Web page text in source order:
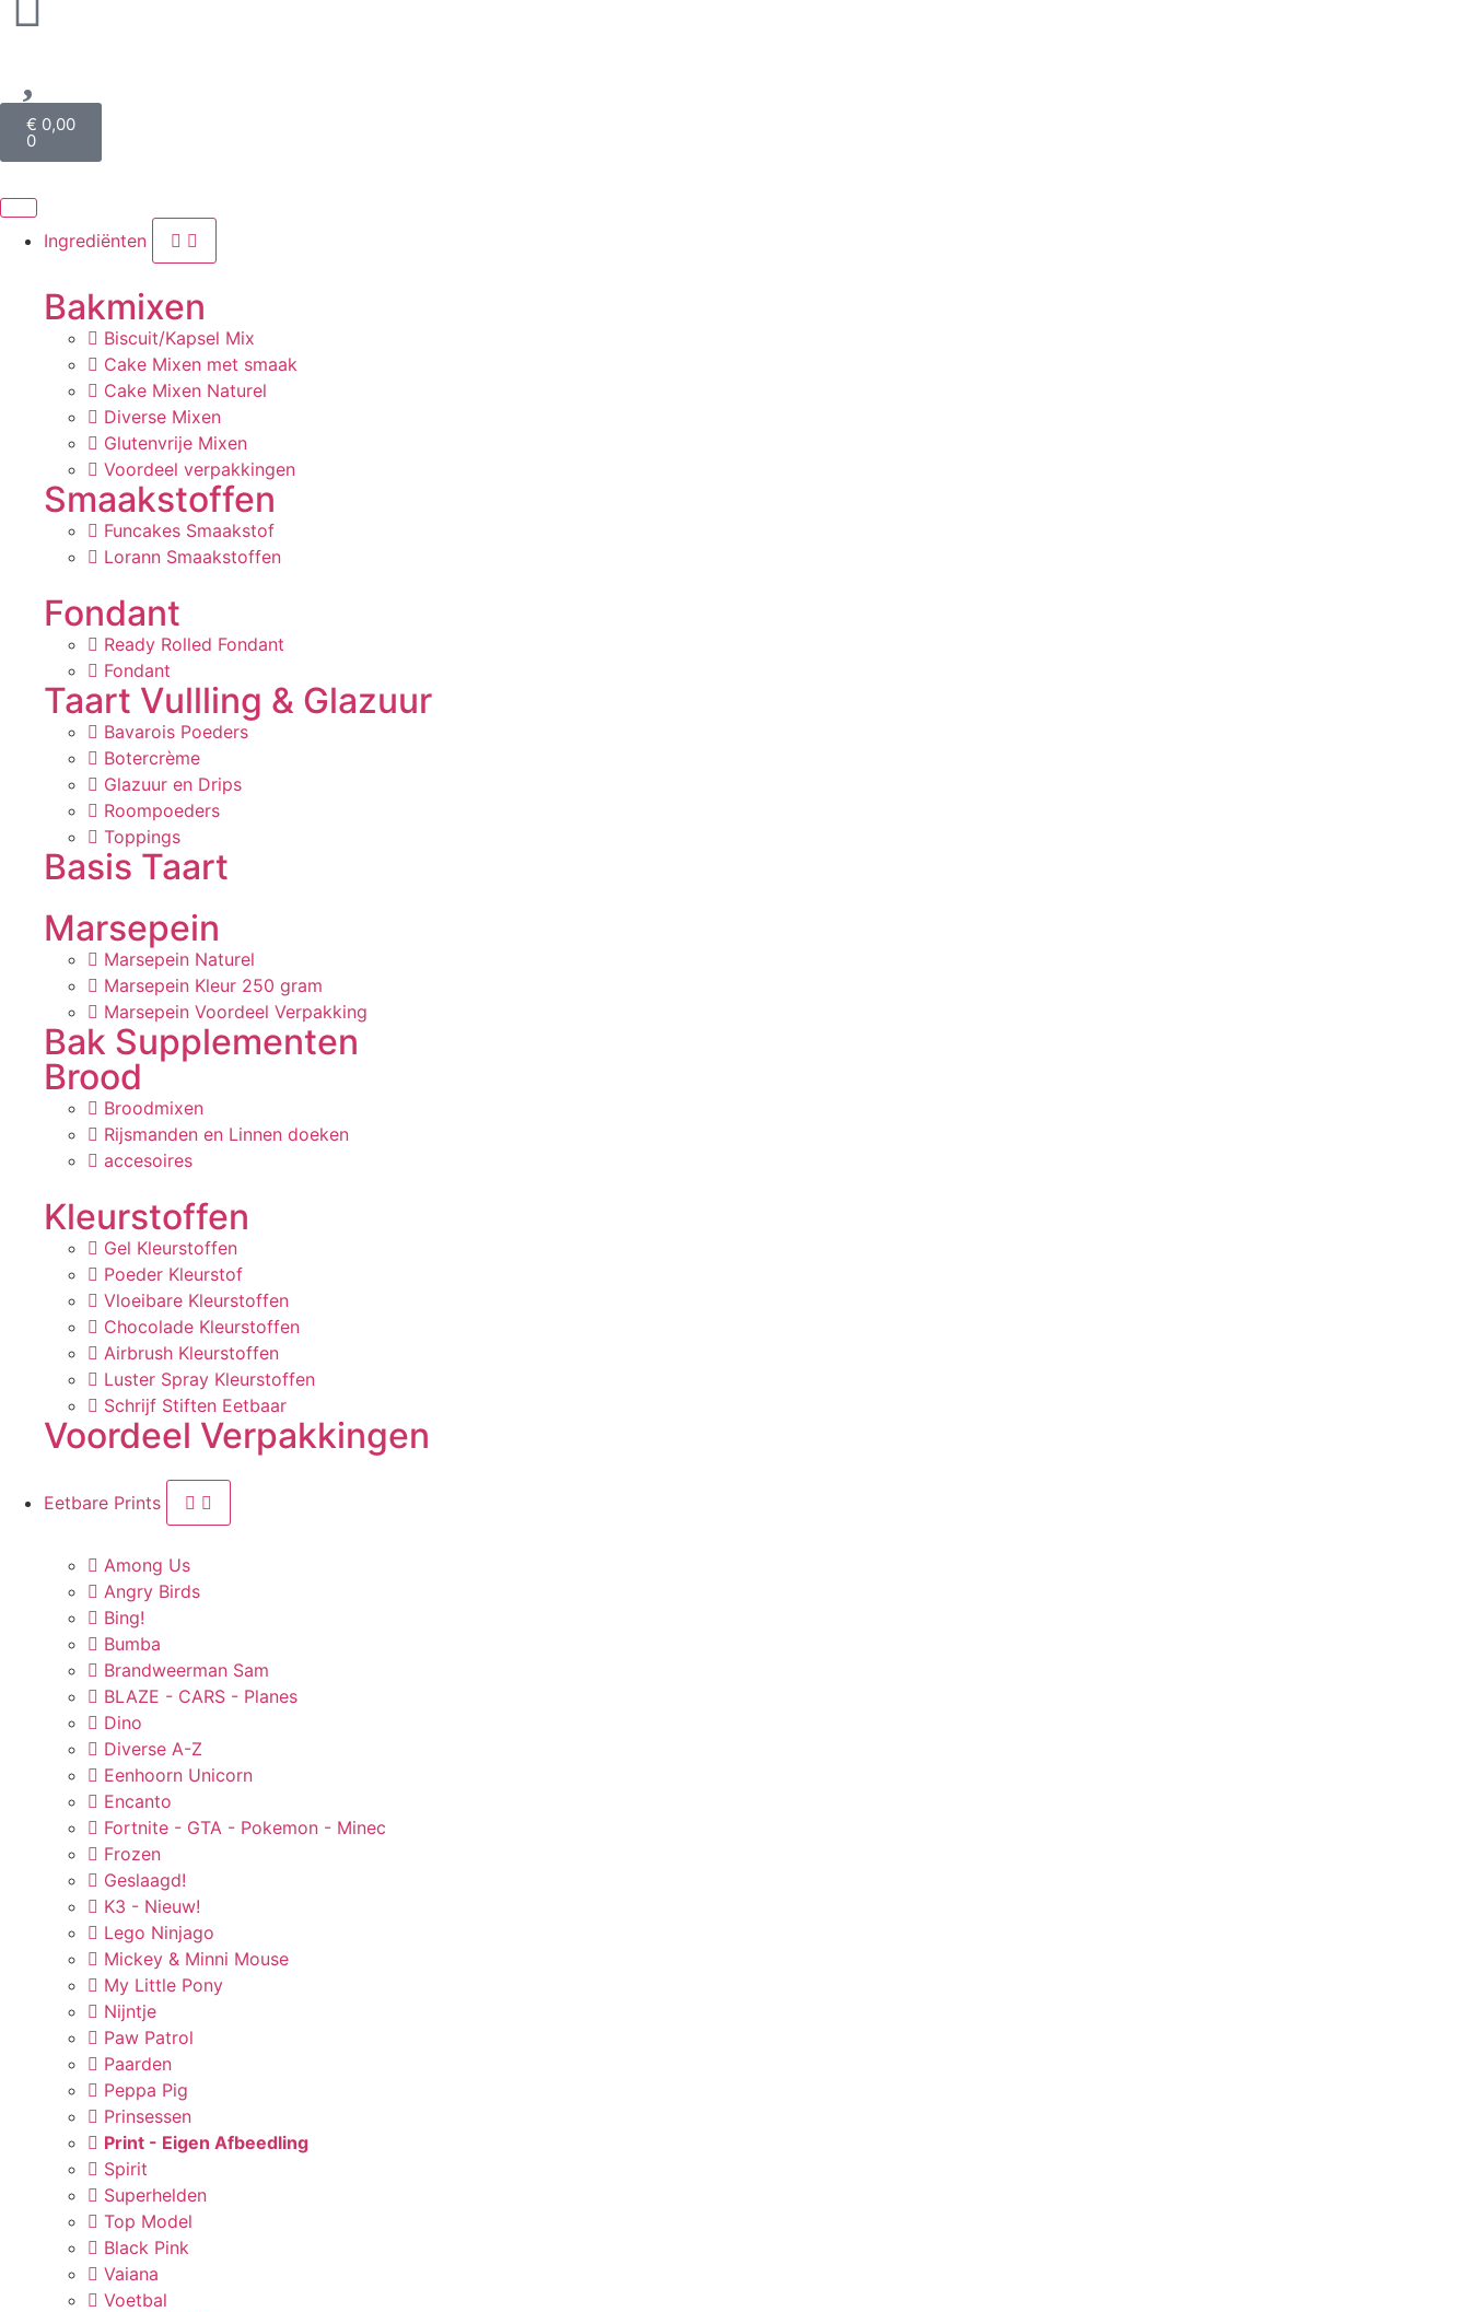
€ 0,00
0
Ingrediënten
Bakmixen
Biscuit/Kapsel Mix
Cake Mixen met smaak
Cake Mixen Naturel
Diverse Mixen
Glutenvrije Mixen
Voordeel verpakkingen
Smaakstoffen
Funcakes Smaakstof
Lorann Smaakstoffen
Fondant
Ready Rolled Fondant
Fondant
Taart Vullling & Glazuur
Bavarois Poeders
Botercrème
Glazuur en Drips
Roompoeders
Toppings
Basis Taart
Marsepein
Marsepein Naturel
Marsepein Kleur 250 gram
Marsepein Voordeel Verpakking
Bak Supplementen
Brood
Broodmixen
Rijsmanden en Linnen doeken
accesoires
Kleurstoffen
Gel Kleurstoffen
Poeder Kleurstof
Vloeibare Kleurstoffen
Chocolade Kleurstoffen
Airbrush Kleurstoffen
Luster Spray Kleurstoffen
Schrijf Stiften Eetbaar
Voordeel Verpakkingen
Eetbare Prints
Among Us
Angry Birds
Bing!
Bumba
Brandweerman Sam
BLAZE - CARS - Planes
Dino
Diverse A-Z
Eenhoorn Unicorn
Encanto
Fortnite - GTA - Pokemon - Minec
Frozen
Geslaagd!
K3 - Nieuw!
Lego Ninjago
Mickey & Minni Mouse
My Little Pony
Nijntje
Paw Patrol
Paarden
Peppa Pig
Prinsessen
Print - Eigen Afbeedling
Spirit
Superhelden
Top Model
Black Pink
Vaiana
Voetbal